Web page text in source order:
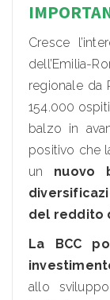
Cresce
dell’Emilia-
regionale da
154.000
balzo in
positivo che
un nuovo
del reddito
La BCC
allo